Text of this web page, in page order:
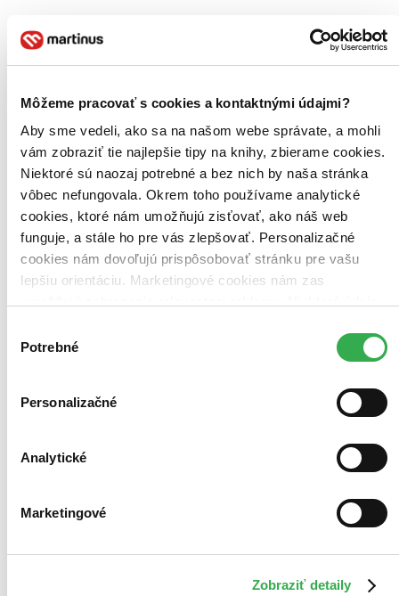
Môžeme pracovať s cookies a kontaktnými údajmi?
Aby sme vedeli, ako sa na našom webe správate, a mohli
vám zobraziť tie najlepšie tipy na knihy, zbierame cookies.
Niektoré sú naozaj potrebné a bez nich by naša stránka
vôbec nefungovala. Okrem toho používame analytické
cookies, ktoré nám umožňujú zisťovať, ako náš web
funguje, a stále ho pre vás zlepšovať. Personalizačné
cookies nám dovoľujú prispôsobovať stránku pre vašu
lepšiu orientáciu. Marketingové cookies nám zas
keby sme mohli používať všetky tieto cookies. Ďakujeme!
súhlasu
Potrebné
Personalizačné
Analytické
Marketingové
Zobraziť detaily
Bestsellery
Novinky
Najlacnejšie
Najvyššia zľava